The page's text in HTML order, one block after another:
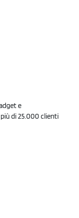
e
di 25.000 clienti